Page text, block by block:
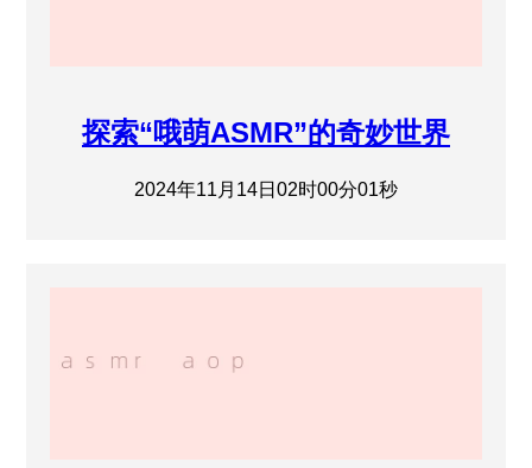
探索“哦萌ASMR”的奇妙世界
2024年11月14日02时00分01秒